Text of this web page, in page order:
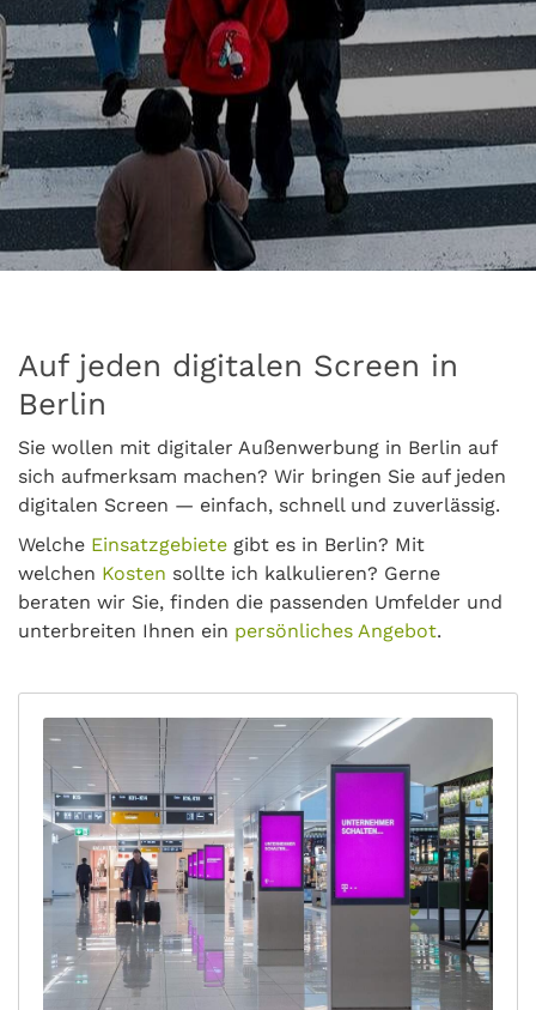
Auf jeden digitalen Screen in
Berlin
Sie wollen mit digitaler Außenwerbung in Berlin auf
sich aufmerksam machen? Wir bringen Sie auf jeden
digitalen Screen — einfach, schnell und zuverlässig.
Welche Einsatzgebiete gibt es in Berlin? Mit
welchen Kosten sollte ich kalkulieren? Gerne
beraten wir Sie, finden die passenden Umfelder und
unterbreiten Ihnen ein persönliches Angebot.